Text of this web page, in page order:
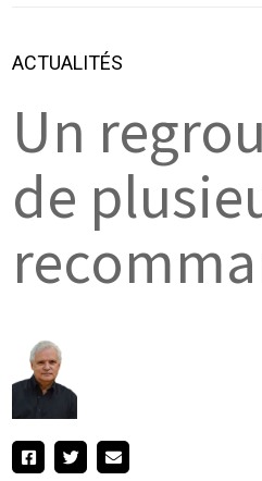
ACTUALITÉS
Un
de